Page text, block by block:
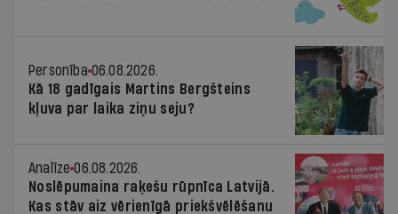
Personība 06.08.2026.
Kā 18 gadīgais Martins Bergšteins
kļuva par laika ziņu seju?
Analīze 06.08.2026.
Noslēpumaina raķešu rūpnīca Latvijā.
Kas stāv aiz vērienīgā priekšvēlēšanu